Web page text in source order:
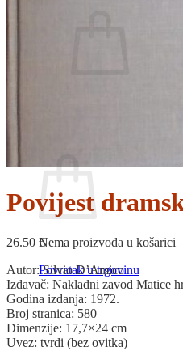
Nema proizvoda u košarici
Povratak u trgovinu
Povijest
26.50 €
Autor: Silvio D’Amico
Izdavač: Nakladni zavod Matice
Godina izdanja: 1972.
Broj stranica: 580
Dimenzije: 17,7×24 cm
Uvez: tvrdi (bez ovitka)